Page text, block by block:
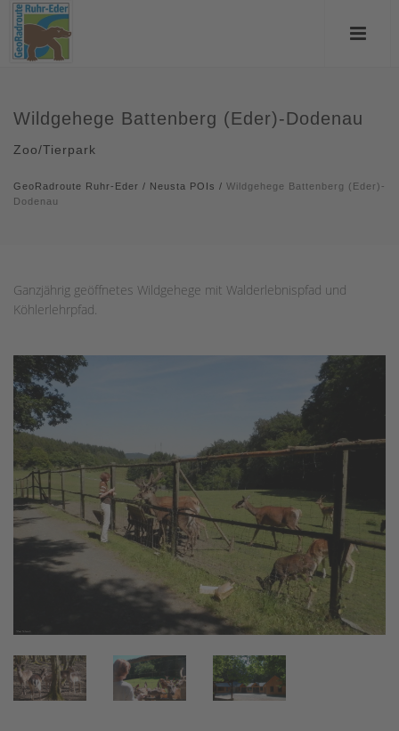
Wildgehege Battenberg (Eder)-Dodenau
Zoo/Tierpark
GeoRadroute Ruhr-Eder / Neusta POIs / Wildgehege Battenberg (Eder)-
Dodenau
Ganzjährig geöffnetes Wildgehege mit Walderlebnispfad und
Köhlerlehrpfad.